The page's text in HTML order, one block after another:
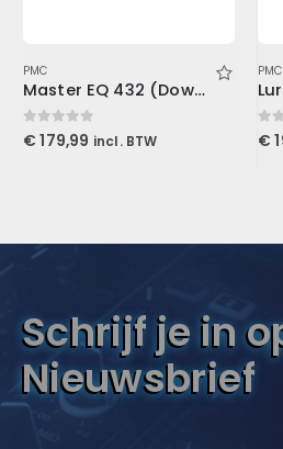
PMC
Master EQ 432 (Download)
0out of 5
€ 179,99 incl. BTW
PMC
0
€
Schrijf je in
Nieuwsbrief